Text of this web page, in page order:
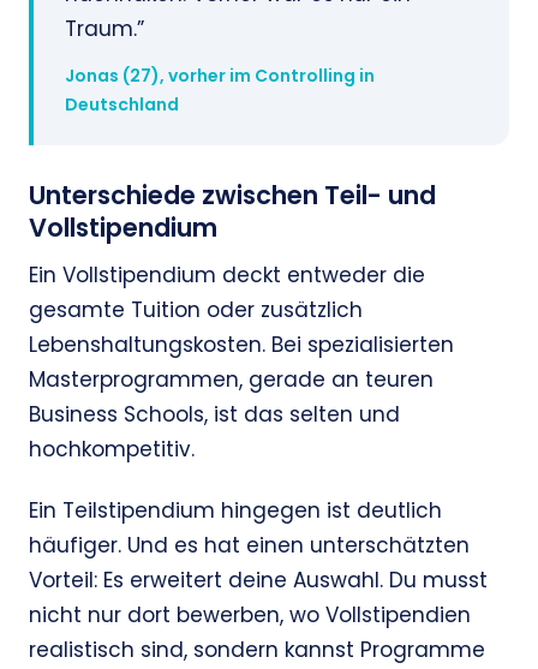
Traum.”
Jonas (27), vorher im Controlling in
Deutschland
Unterschiede zwischen Teil- und
Vollstipendium
Ein Vollstipendium deckt entweder die
gesamte Tuition oder zusätzlich
Lebenshaltungskosten. Bei spezialisierten
Masterprogrammen, gerade an teuren
Business Schools, ist das selten und
hochkompetitiv.
Ein Teilstipendium hingegen ist deutlich
häufiger. Und es hat einen unterschätzten
Vorteil: Es erweitert deine Auswahl. Du musst
nicht nur dort bewerben, wo Vollstipendien
realistisch sind, sondern kannst Programme